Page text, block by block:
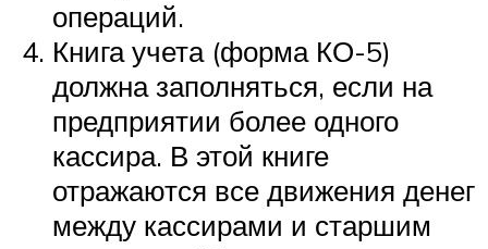
операций.
Книга учета (форма КО-5)
должна заполняться, если на
предприятии более одного
кассира. В этой книге
отражаются все движения денег
между кассирами и старшим